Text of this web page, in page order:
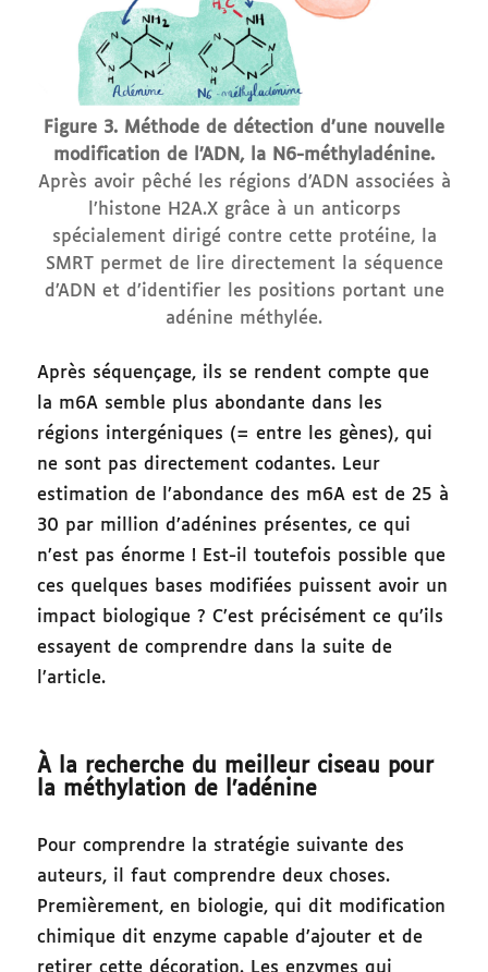
Figure 3. Méthode de détection d’une nouvelle
modification de l’ADN, la N6-méthyladénine.
Après avoir pêché les régions d’ADN associées à
l’histone H2A.X grâce à un anticorps
spécialement dirigé contre cette protéine, la
SMRT permet de lire directement la séquence
d’ADN et d’identifier les positions portant une
adénine méthylée.
Après séquençage, ils se rendent compte que
la m6A semble plus abondante dans les
régions intergéniques (= entre les gènes), qui
ne sont pas directement codantes. Leur
estimation de l’abondance des m6A est de 25 à
30 par million d’adénines présentes, ce qui
n’est pas énorme ! Est-il toutefois possible que
ces quelques bases modifiées puissent avoir un
impact biologique ? C’est précisément ce qu’ils
essayent de comprendre dans la suite de
l’article.
À la recherche du meilleur ciseau pour
la méthylation de l’adénine
Pour comprendre la stratégie suivante des
auteurs, il faut comprendre deux choses.
Premièrement, en biologie, qui dit modification
chimique dit enzyme capable d’ajouter et de
retirer cette décoration. Les enzymes qui